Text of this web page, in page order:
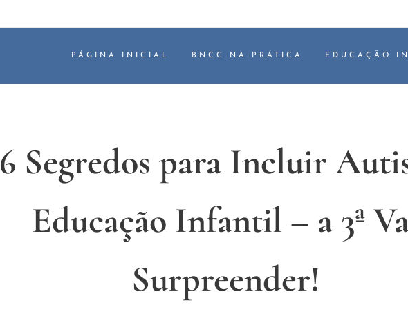
PÁGINA INICIAL BNCC NA PRÁTICA EDUCAÇÃO
6 Segredos para Incluir
Educação Infantil – a 3ª
Surpreender!